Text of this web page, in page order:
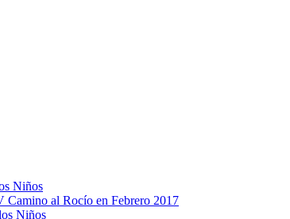
Niños
Camino al Rocío en Febrero 2017
Niños